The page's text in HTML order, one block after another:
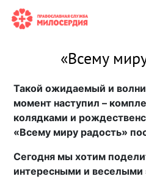
«Всему
Такой ожидаемый и
момент наступил –
колядками и
«Всему миру радость»
Сегодня мы хотим
интересными и